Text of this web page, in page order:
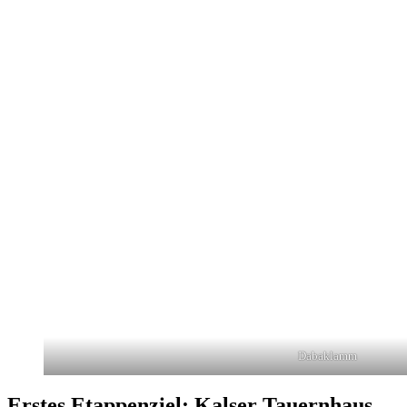
Dabaklamm